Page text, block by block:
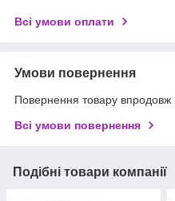
Всі умови оплати
Умови повернення
Повернення товару впродовж
Всі умови повернення
Подібні товари компанії